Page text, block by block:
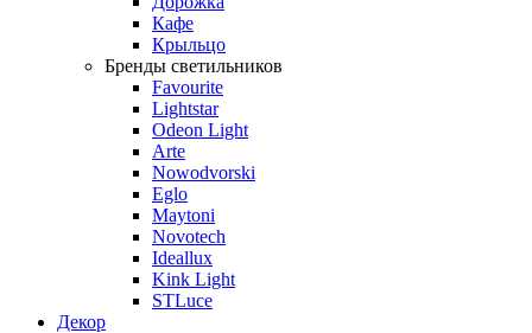
Кафе
Крыльцо
Бренды светильников
Favourite
Lightstar
Odeon Light
Arte
Nowodvorski
Eglo
Maytoni
Novotech
Ideallux
Kink Light
STLuce
Декор